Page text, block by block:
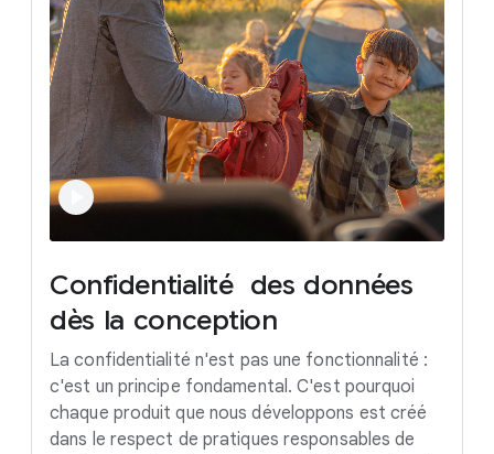
Confidentialité des données
dès la conception
La confidentialité n'est pas une fonctionnalité :
c'est un principe fondamental. C'est pourquoi
chaque produit que nous développons est créé
dans le respect de pratiques responsables de